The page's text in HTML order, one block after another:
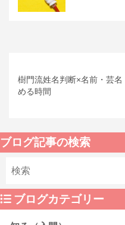
樹門流姓名判断×名前・芸名
める時間
ブログ記事の検索
ブログカテゴリー